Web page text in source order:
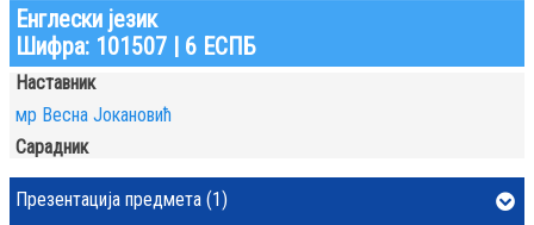
Енглески језик
Шифра: 101507 | 6 ЕСПБ
Наставник
мр Весна Јокановић
Сарадник
Презентација предмета (1)